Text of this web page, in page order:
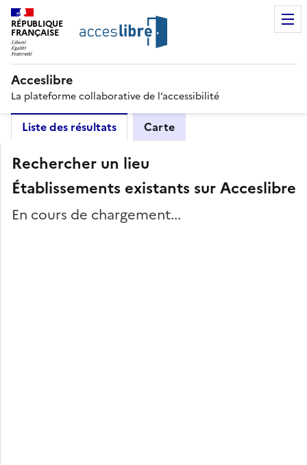
RÉPUBLIQUE
FRANÇAISE
Acceslibre
La plateforme collaborative de l’accessibilité
Liste des résultats Carte
Rechercher un lieu
Établissements existants sur Acceslibre
En cours de chargement...